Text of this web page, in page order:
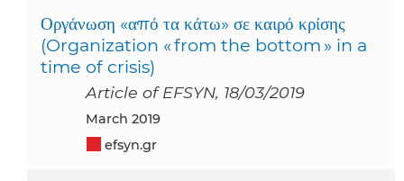
Οργάνωση «από τα κάτω» σε καιρό κρίσης
(Organization « from the bottom » in a
time of crisis)
Article of EFSYN, 18/03/2019
March 2019
efsyn.gr